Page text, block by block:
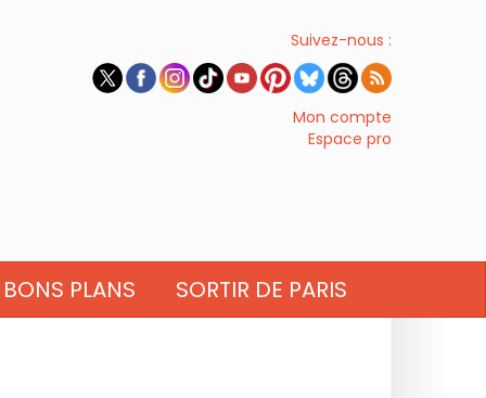
Suivez-nous :
Mon compte
Espace pro
BONS PLANS SORTIR DE PARIS